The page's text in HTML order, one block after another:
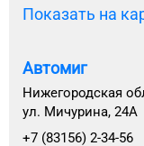
Показать на
Автомиг
Нижегородская
ул. Мичурина, 24А
+7 (83156) 2-34-56